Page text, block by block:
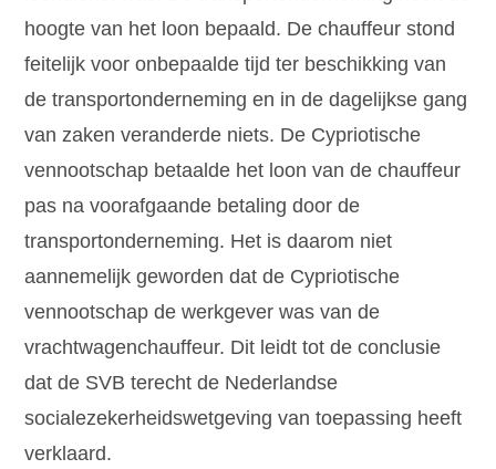
hoogte van het loon bepaald. De chauffeur stond
feitelijk voor onbepaalde tijd ter beschikking van
de transportonderneming en in de dagelijkse gang
van zaken veranderde niets. De Cypriotische
vennootschap betaalde het loon van de chauffeur
pas na voorafgaande betaling door de
transportonderneming. Het is daarom niet
aannemelijk geworden dat de Cypriotische
vennootschap de werkgever was van de
vrachtwagenchauffeur. Dit leidt tot de conclusie
dat de SVB terecht de Nederlandse
socialezekerheidswetgeving van toepassing heeft
verklaard.